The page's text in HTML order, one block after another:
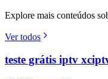
Explore mais conteúdos
Ver todos
teste grátis iptv